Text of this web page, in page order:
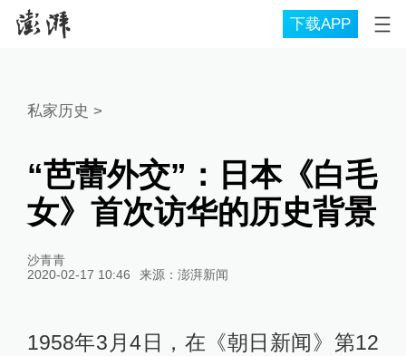
下载APP
私家历史 >
“芭蕾外交”：日本《白毛
女》首次访华的历史背景
沙青青
2020-02-17 10:46
来源： 澎湃新闻
1958年3月4日，在《朝日新闻》第12